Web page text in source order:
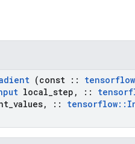
(const :: tensorflow
local step , ::
values, :: tensorflow::